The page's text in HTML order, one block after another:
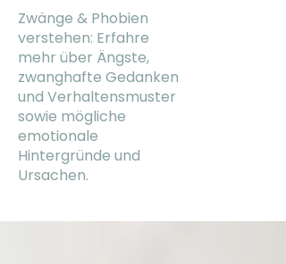
Zwänge & Phobien
verstehen: Erfahre
mehr über Ängste,
zwanghafte Gedanken
und Verhaltensmuster
sowie mögliche
emotionale
Hintergründe und
Ursachen.